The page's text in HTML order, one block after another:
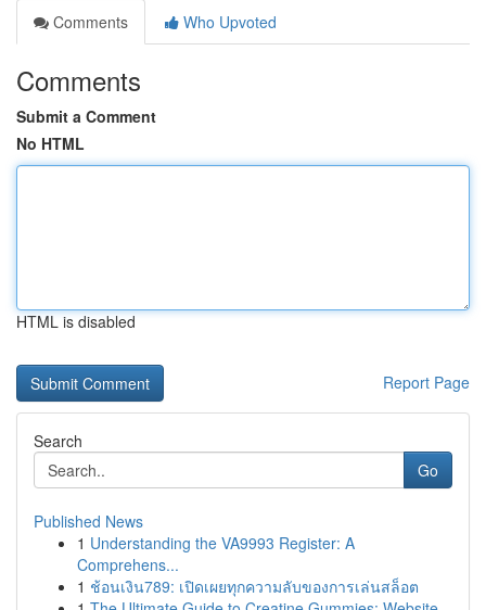
Comments
Who Upvoted
Comments
Submit a Comment
No HTML
HTML is disabled
Report Page
Search
Go
Published News
1 Understanding the VA9993 Register: A
Comprehens...
1 ช้อนเงิน789: เปิดเผยทุกความลับของการเล่นสล็อต